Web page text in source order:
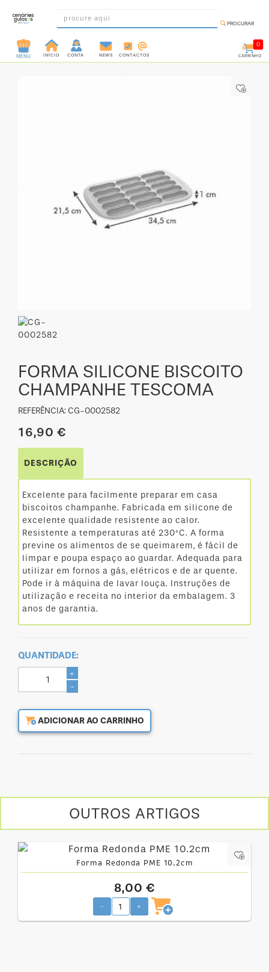
DECORAÇÃO
DESCARTÁVEIS
PROCURAR
MENU INÍCIO CONTA NEWS CONTACTOS
0
CARRINHO
FORMA SILICONE BISCOITO
CHAMPANHE TESCOMA
REFERÊNCIA: CG-0002582
16,90 €
DESCRIÇÃO
Excelente para facilmente preparar em casa
biscoitos champanhe. Fabricada em silicone de
excelente qualidade resistente ao calor.
Resistente a temperaturas até 230°C. A forma
previne os alimentos de se queimarem, é fácil de
limpar e poupa espaço ao guardar. Adequada para
utilizar em fornos a gás, elétricos e de ar quente.
Pode ir à máquina de lavar louça. Instruções de
utilização e receita no interior da embalagem. 3
anos de garantia.
QUANTIDADE:
+
-
ADICIONAR AO CARRINHO
OUTROS ARTIGOS
Forma Redonda PME 10.2cm
8,00 €
- +